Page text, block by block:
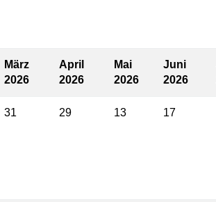
März
2026
April
2026
Mai
2026
Juni
2026
31 29 13 17